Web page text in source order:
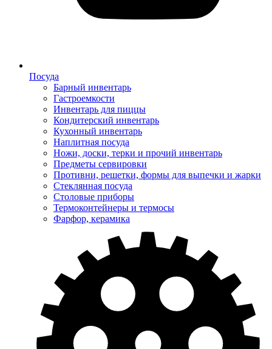
Посуда
Барный инвентарь
Гастроемкости
Инвентарь для пиццы
Кондитерский инвентарь
Кухонный инвентарь
Наплитная посуда
Ножи, доски, терки и прочий инвентарь
Предметы сервировки
Противни, решетки, формы для выпечки и жарки
Стеклянная посуда
Столовые приборы
Термоконтейнеры и термосы
Фарфор, керамика